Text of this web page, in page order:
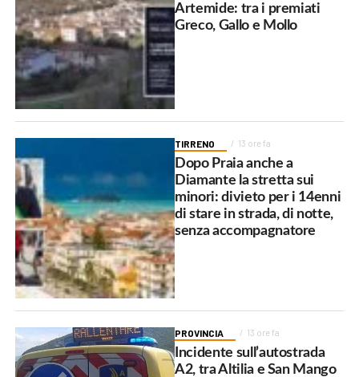
Artemide: tra i premiati
Greco, Gallo e Mollo
TIRRENO 13 ore fa
Dopo Praia anche a
Diamante la stretta sui
minori: divieto per i 14enni
di stare in strada, di notte,
senza accompagnatore
PROVINCIA 13 ore fa
Incidente sull’autostrada
A2, tra Altilia e San Mango